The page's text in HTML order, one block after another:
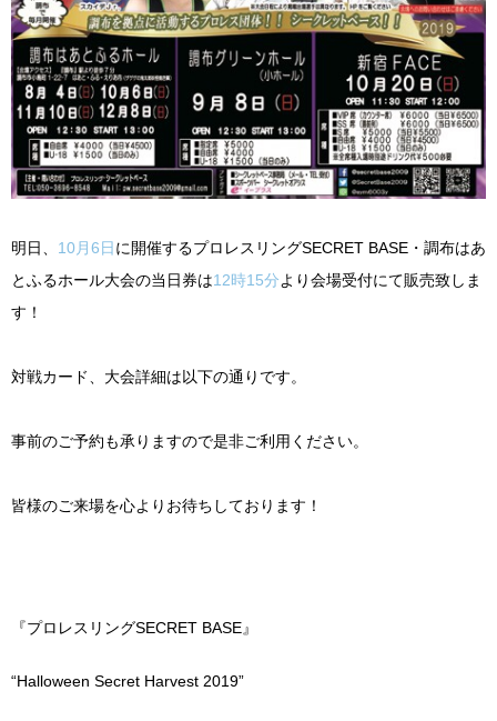
明日、 10月6日 に開催するプロレスリングSECRET BASE ・調布はあ
とふるホール大会の当日券は12時15分より会場受付にて販売致しま
す！
対戦カード、大会詳細は以下の通りです。
事前のご予約も承りますので是非ご利用ください。
皆様のご来場を心よりお待ちしております！
『プロレスリングSECRET BASE』
“Halloween Secret Harvest 2019”